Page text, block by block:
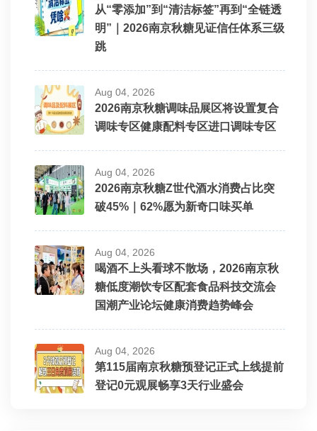
从“零添加”到“清洁标签”再到“全链透
明”｜2026南京秋糖见证信任体系三级
跳
Aug 04, 2026
2026南京秋糖调味品展区将设置复合
调味专区健康配料专区进口调味专区
Aug 04, 2026
2026南京秋糖Z世代酒水消费占比突
破45%｜62%愿为新奇口味买单
Aug 04, 2026
喝酒不上头看球不散场，2026南京秋
糖低度潮饮专区配套食品科技交流会
国潮产业论坛健康消费趋势峰会
Aug 04, 2026
第115届南京秋糖预登记正式上线提前
登记0元观展畅享3天行业盛会